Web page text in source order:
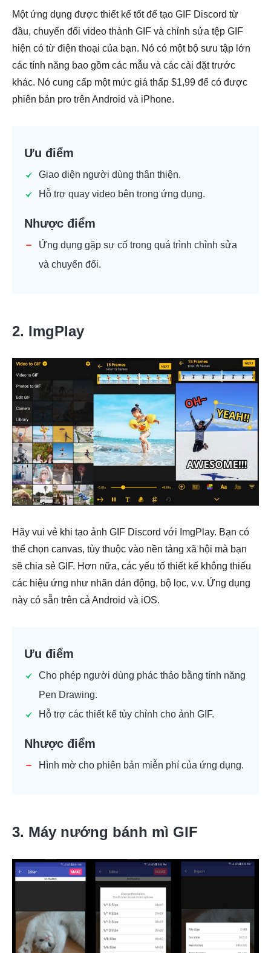
Một ứng dụng được thiết kế tốt để tạo GIF Discord từ
đầu, chuyển đổi video thành GIF và chỉnh sửa tệp GIF
hiện có từ điện thoại của bạn. Nó có một bộ sưu tập lớn
các tính năng bao gồm các mẫu và các cài đặt trước
khác. Nó cung cấp một mức giá thấp $1,99 để có được
phiên bản pro trên Android và iPhone.
Ưu điểm
Giao diện người dùng thân thiện.
Hỗ trợ quay video bên trong ứng dụng.
Nhược điểm
Ứng dụng gặp sự cố trong quá trình chỉnh sửa
và chuyển đổi.
2. ImgPlay
Hãy vui vẻ khi tạo ảnh GIF Discord với ImgPlay. Bạn có
thể chọn canvas, tùy thuộc vào nền tảng xã hội mà bạn
sẽ chia sẻ GIF. Hơn nữa, các yếu tố thiết kế không thiếu
các hiệu ứng như nhãn dán động, bộ lọc, v.v. Ứng dụng
này có sẵn trên cả Android và iOS.
Ưu điểm
Cho phép người dùng phác thảo bằng tính năng
Pen Drawing.
Hỗ trợ các thiết kế tùy chỉnh cho ảnh GIF.
Nhược điểm
Hình mờ cho phiên bản miễn phí của ứng dụng.
3. Máy nướng bánh mì GIF